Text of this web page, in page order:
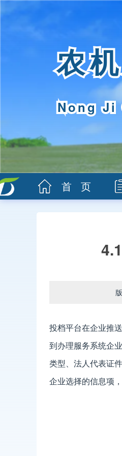
农
Nong Ji
首 页
投档平台在企业推
到办理服务系统企
类型、法人代表证
企业选择的信息项